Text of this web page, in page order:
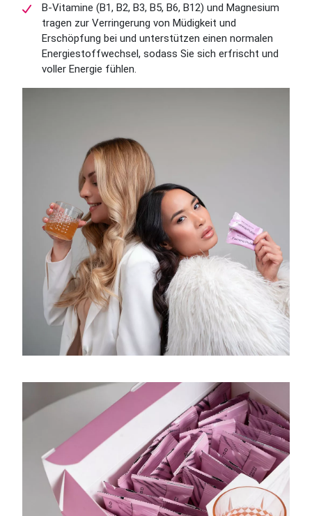
B-Vitamine (B1, B2, B3, B5, B6, B12) und Magnesium
tragen zur Verringerung von Müdigkeit und
Erschöpfung bei und unterstützen einen normalen
Energiestoffwechsel, sodass Sie sich erfrischt und
voller Energie fühlen.